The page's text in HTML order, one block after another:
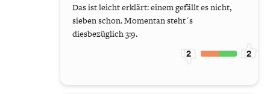
Das ist leicht erklärt: einem gefällt es nicht,
sieben schon. Momentan steht´s
diesbezüglich 3:9.
2 2